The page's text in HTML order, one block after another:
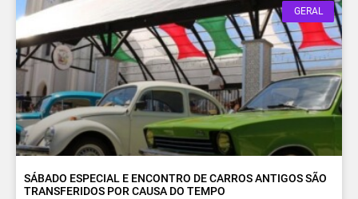
GERAL
SÁBADO ESPECIAL E ENCONTRO DE CARROS ANTIGOS SÃO
TRANSFERIDOS POR CAUSA DO TEMPO